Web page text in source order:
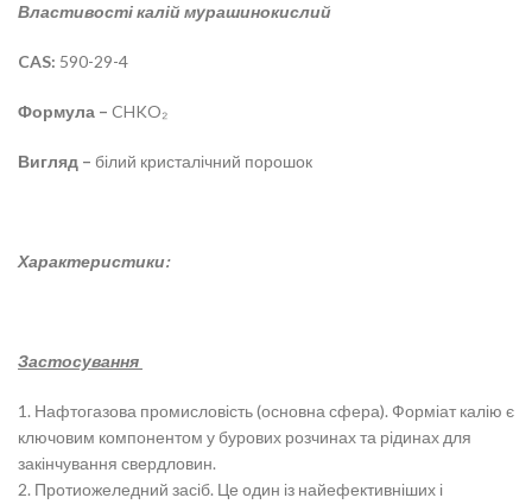
Властивості калій мурашинокислий
CAS: 590-29-4
Формула – CHKO₂
Вигляд – білий кристалічний порошок
Характеристики:
Застосування
1. Нафтогазова промисловість (основна сфера). Форміат калію є
ключовим компонентом у бурових розчинах та рідинах для
закінчування свердловин.
2. Протиожеледний засіб. Це один із найефективніших і